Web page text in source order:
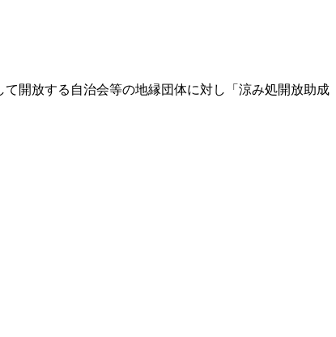
開放する自治会等の地縁団体に対し「涼み処開放助成